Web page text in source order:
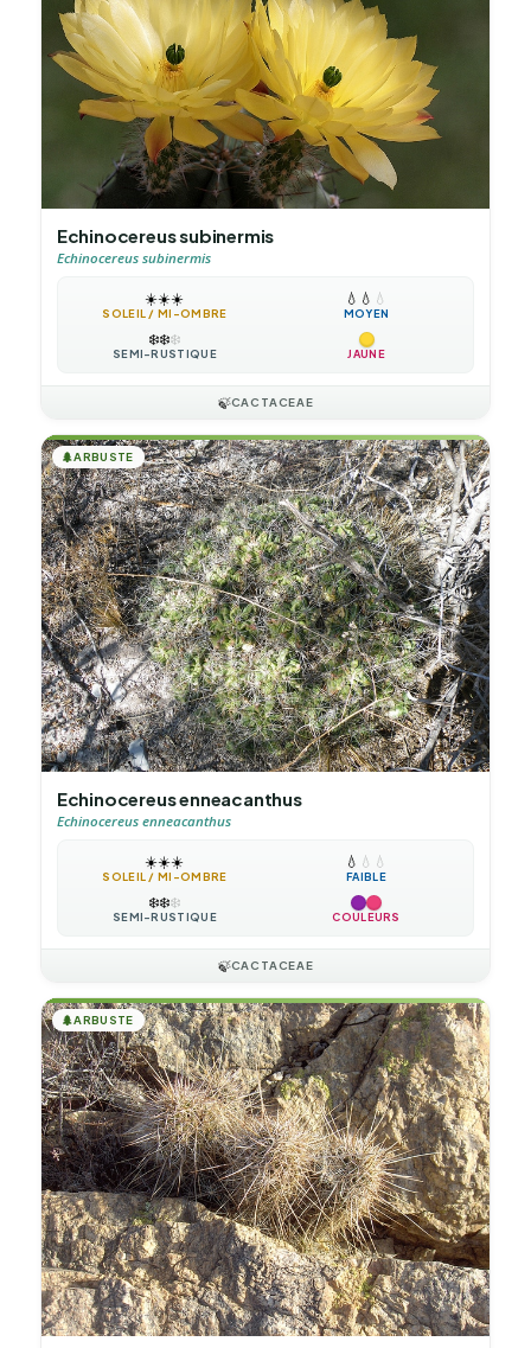
Echinocereus subinermis
Echinocereus subinermis
☀️☀️☀️
SOLEIL / MI-OMBRE
💧 💧 💧
MOYEN
❄️❄️❄️
SEMI-RUSTIQUE JAUNE
🍃CACTACEAE
🌲ARBUSTE
Echinocereus enneacanthus
Echinocereus enneacanthus
☀️☀️☀️
SOLEIL / MI-OMBRE
💧 💧 💧
FAIBLE
❄️❄️❄️
SEMI-RUSTIQUE COULEURS
🍃CACTACEAE
🌲ARBUSTE